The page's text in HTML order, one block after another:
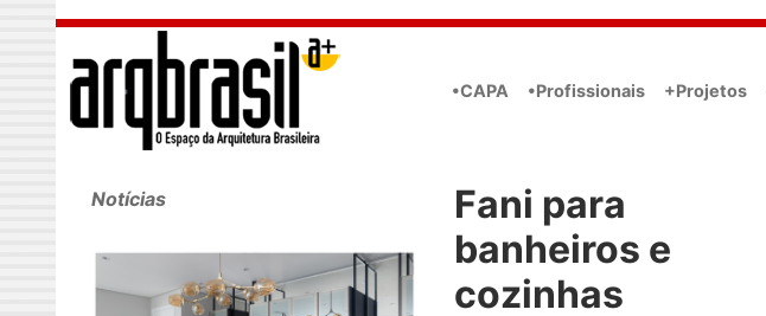
Skip to main content
•CAPA •Profissionais +Projetos
Fani para
banheiros e
cozinhas
Notícias